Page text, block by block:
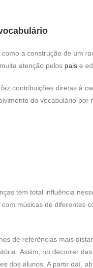
a construção de um
atenção pelos pais e
contribuições diretas à
do vocabulário por
tem total influência
músicas de diferentes
de referências mais
Assim, no decorrer
dos alunos. A partir daí,